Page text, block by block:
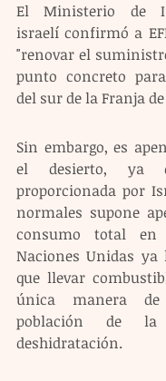
El Ministerio de
israelí confirmó a
"renovar el
punto concreto
del sur de la Franja de
Sin embargo, es
el desierto, ya
proporcionada por
normales supone
consumo total
Naciones Unidas ya
que llevar
única manera
población de
deshidratación.